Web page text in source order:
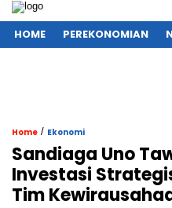
HOME PEREKONOMIAN
Home / Ekonomi
Sandiaga Uno
Investasi
Tim